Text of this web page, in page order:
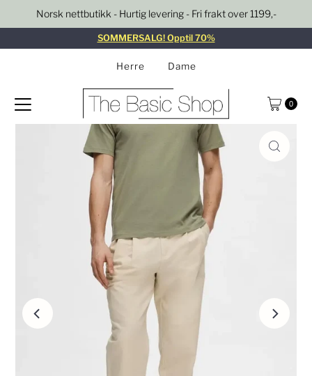
Gå til innhold
Norsk nettbutikk - Hurtig levering - Fri frakt over 1199,-
SOMMERSALG! Opptil 70%
Herre Dame
0